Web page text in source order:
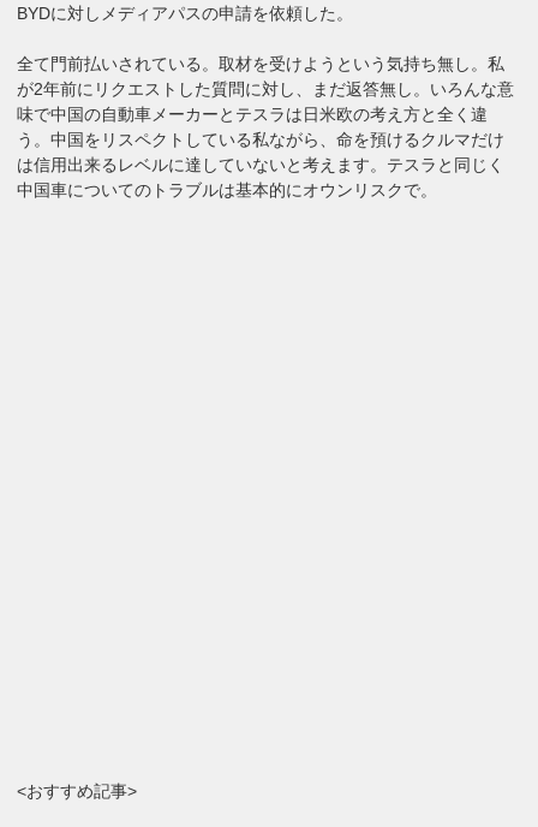
BYDに対しメディアパスの申請を依頼した。
全て門前払いされている。取材を受けようという気持ち無し。私
が2年前にリクエストした質問に対し、まだ返答無し。いろんな意
味で中国の自動車メーカーとテスラは日米欧の考え方と全く違
う。中国をリスペクトしている私ながら、命を預けるクルマだけ
は信用出来るレベルに達していないと考えます。テスラと同じく
中国車についてのトラブルは基本的にオウンリスクで。
<おすすめ記事>